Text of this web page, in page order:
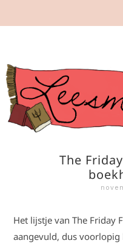
The
Het lijstje van The Friday
aangevuld, dus